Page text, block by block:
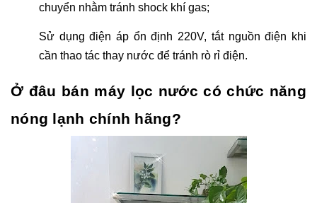
chuyển nhằm tránh shock khí gas;
Sử dụng điện áp ổn định 220V, tắt nguồn điện khi
cần thao tác thay nước để tránh rò rỉ điện.
Ở đâu bán máy lọc nước có chức năng
nóng lạnh chính hãng?